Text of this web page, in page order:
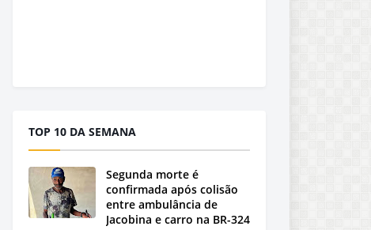
TOP 10 DA SEMANA
Segunda morte é
confirmada após colisão
entre ambulância de
Jacobina e carro na BR-324